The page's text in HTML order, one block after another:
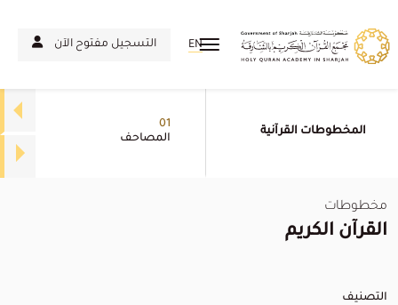
التسجيل مفتوح الآن EN
المخطوطات القرآنية
01
المصاحف
مخطوطات
القرآن الكريم
التصنيف